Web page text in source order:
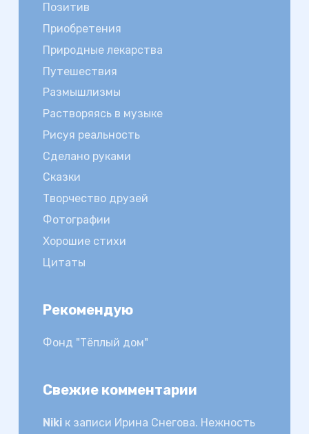
Позитив
Приобретения
Природные лекарства
Путешествия
Размышлизмы
Растворяясь в музыке
Рисуя реальность
Сделано руками
Сказки
Творчество друзей
Фотографии
Хорошие стихи
Цитаты
Рекомендую
Фонд "Тёплый дом"
Свежие комментарии
Nikiк записи Ирина Снегова. Нежность